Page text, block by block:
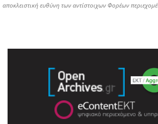
αποκλειστική ευθύνη των αντίστοιχων Φορέων